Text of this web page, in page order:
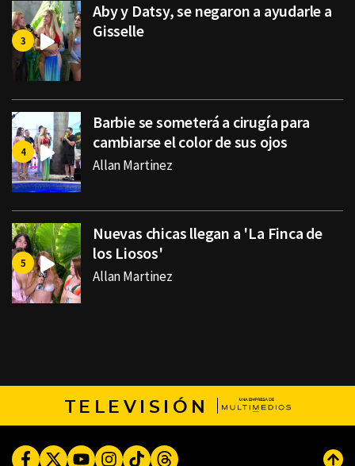
Aby y Datsy, se negaron a ayudarle a
Gisselle
Barbie se someterá a cirugía para
cambiarse el color de sus ojos
Allan Martinez
Nuevas chicas llegan a 'La Finca de
los Liosos'
Allan Martinez
TELEVISIÓN
FacebookTwitterYoutubeInstagram
TikTokThreads